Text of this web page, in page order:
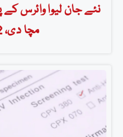
نئے جان لیوا وائرس
مچا دی، 22 بچے ہلاک